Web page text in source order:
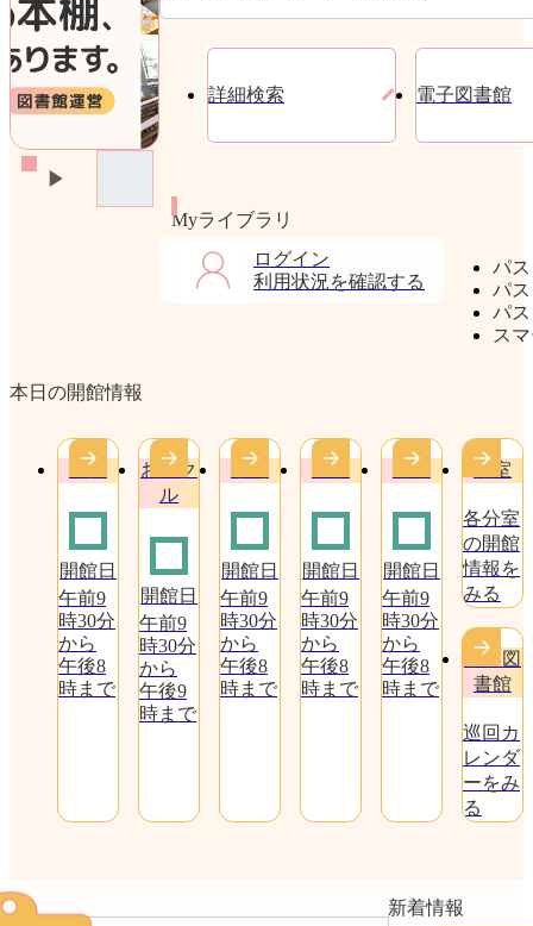
詳細検索 電子図書館
Myライブラリ
ログイン
利用状況を確認する
パ
パ
パ
ス
本日の開館情報
中央
開館日
午前9
時30分
から
午後8
時まで
おにク
ル
開館日
午前9
時30分
から
午後9
時まで
水尾
開館日
午前9
時30分
から
午後8
時まで
庄栄
開館日
午前9
時30分
から
午後8
時まで
穂積
開館日
午前9
時30分
から
午後8
時まで
分室
各分室
の開館
情報を
みる
移動図
書館
巡回カ
レンダ
ーをみ
る
新着情報